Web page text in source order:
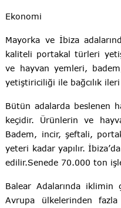
Ekonomi
Mayorka ve İbiza
kaliteli portakal türleri
ve hayvan yemleri,
yetiştiriciliği ile bağcılık
Bütün adalarda beslenen
keçidir. Ürünlerin ve
Badem, incir, şeftali,
yeteri kadar yapılır.
edilir.Senede 70.000 ton
Balear Adalarında
Avrupa ülkelerinden